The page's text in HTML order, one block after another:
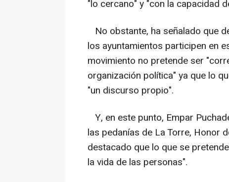
"lo cercano" y "con la capacidad
No obstante, ha señalado que
los ayuntamientos participen en
movimiento no pretende ser
organización política" ya que lo
"un discurso propio".
Y, en este punto, Empar
las pedanías de La Torre, Honor
destacado que lo que se
la vida de las personas".